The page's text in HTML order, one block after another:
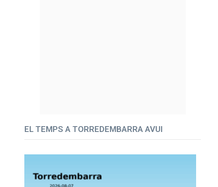
EL TEMPS A TORREDEMBARRA AVUI